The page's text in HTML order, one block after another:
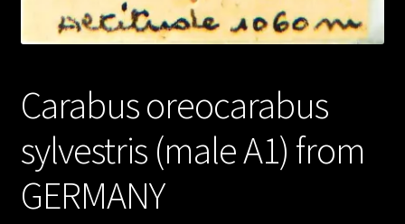
Carabus oreocarabus
sylvestris (male A1) from
GERMANY